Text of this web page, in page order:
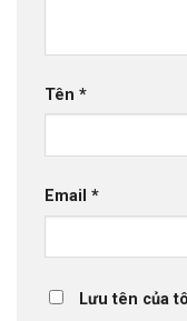
Tên *
Email *
Lưu tên của